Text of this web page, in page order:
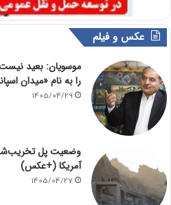
عکس و فیلم
موسویان: بعید نیست
را به نام «میدان
1405/04/29
وضعیت پل
آمریکا (+عکس)
1405/04/27